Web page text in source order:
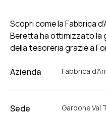
Scopri come la Fabbrica
Beretta ha ottimizzato la
della tesoreria grazie a
Azienda Fabbrica
Sede Gardone Val